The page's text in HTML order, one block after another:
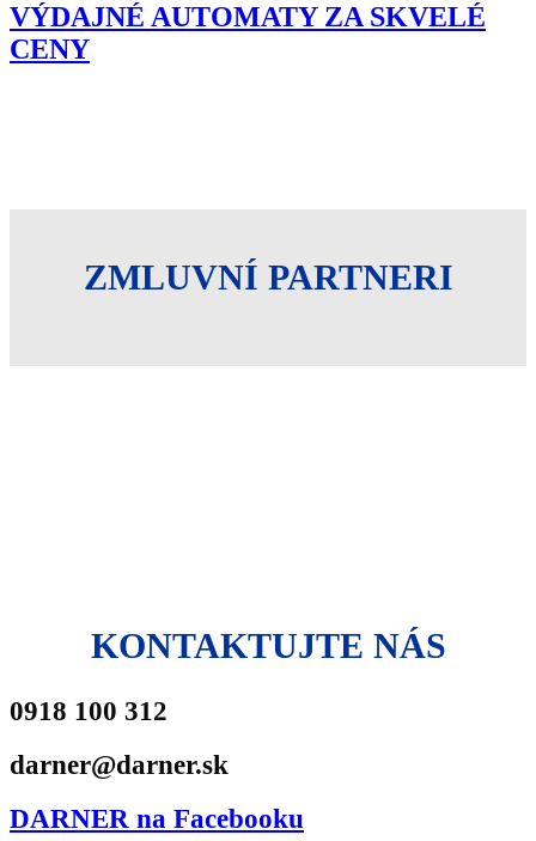
VÝDAJNÉ AUTOMATY ZA SKVELÉ
CENY
ZMLUVNÍ PARTNERI
KONTAKTUJTE NÁS
0918 100 312
darner@darner.sk
DARNER na Facebooku